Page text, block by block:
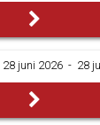
28 juni 2026 ­ - ­ 28